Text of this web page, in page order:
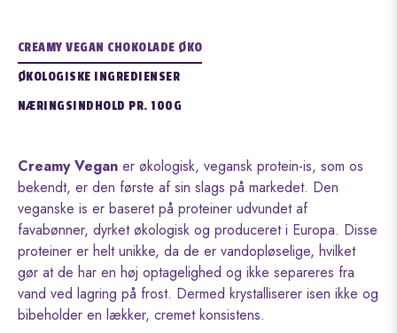
CREAMY VEGAN CHOKOLADE ØKO
ØKOLOGISKE INGREDIENSER
NÆRINGSINDHOLD PR. 100G
Creamy Vegan er økologisk, vegansk protein-is, som os
bekendt, er den første af sin slags på markedet. Den
veganske is er baseret på proteiner udvundet af
favabønner, dyrket økologisk og produceret i Europa. Disse
proteiner er helt unikke, da de er vandopløselige, hvilket
gør at de har en høj optagelighed og ikke separeres fra
vand ved lagring på frost. Dermed krystalliserer isen ikke og
bibeholder en lækker, cremet konsistens.